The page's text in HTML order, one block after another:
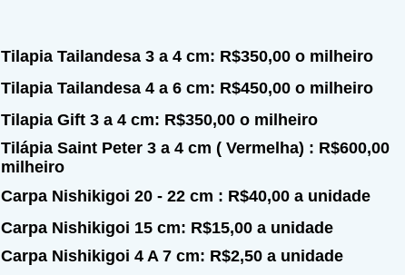
Tilapia Tailandesa 3 a 4 cm: R$350,00 o milheiro
Tilapia Tailandesa 4 a 6 cm: R$450,00 o milheiro
Tilapia Gift 3 a 4 cm: R$350,00 o milheiro
Tilápia Saint Peter 3 a 4 cm ( Vermelha) : R$600,00
milheiro
Carpa Nishikigoi 20 - 22 cm : R$40,00 a unidade
Carpa Nishikigoi 15 cm: R$15,00 a unidade
Carpa Nishikigoi 4 A 7 cm: R$2,50 a unidade